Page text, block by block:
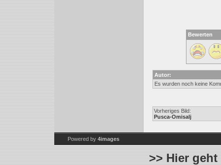
Bewerten
Autor:
Es wurden noch keine
Vorheriges Bild:
Pusca-Omisalj
Powered by 4images
>> Hier